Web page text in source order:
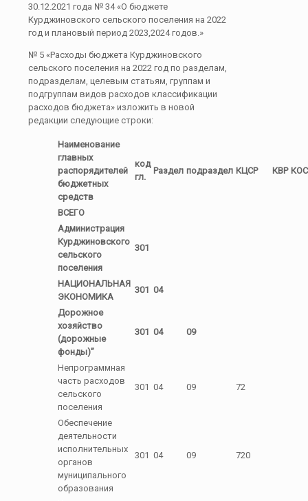
30.12.2021 года № 34 «О бюджете
Курджиновского сельского поселения на 2022
год и плановый период 2023,2024 годов.»
№ 5 «Расходы бюджета Курджиновского
сельского поселения на 2022 год по разделам,
подразделам, целевым статьям, группам и
подгруппам видов расходов классификации
расходов бюджета» изложить в новой
редакции следующие строки:
Наименование
главных
распорядителей
бюджетных
средств
код
гл.
Раздел подраздел КЦСР КВР
ВСЕГО
Администрация
Курджиновского
сельского
поселения
301
НАЦИОНАЛЬНАЯ
ЭКОНОМИКА
301 04
Дорожное
хозяйство
(дорожные
фонды)”
301 04 09
Непрограммная
часть расходов
сельского
поселения
301 04 09 72
Обеспечение
деятельности
исполнительных
органов
муниципального
образования
301 04 09 720